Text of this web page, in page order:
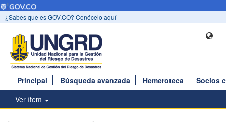
¿Sabes que es GOV.CO? Conócelo aquí
Principal Búsqueda avanzada Hemeroteca
Socios
Ver ítem